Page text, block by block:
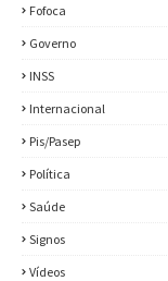
Fofoca
Governo
INSS
Internacional
Pis/Pasep
Política
Saúde
Signos
Vídeos